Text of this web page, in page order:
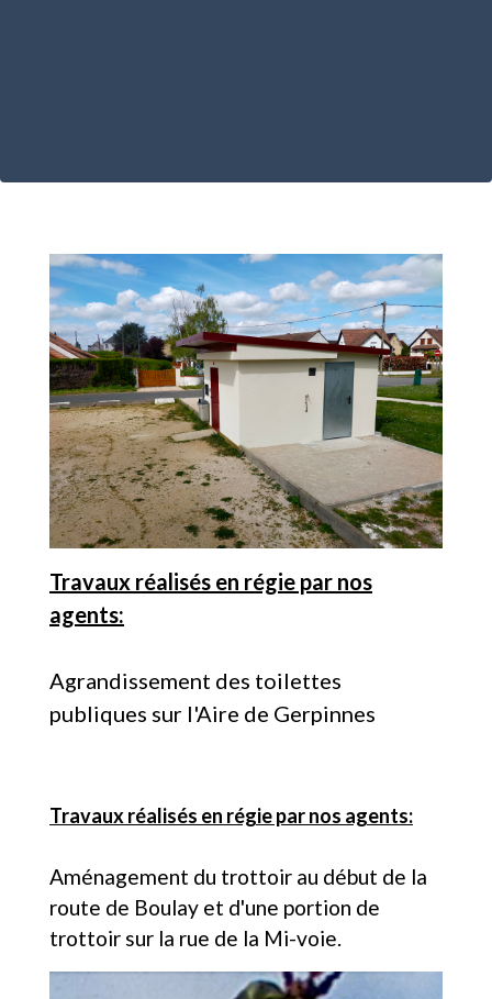
Travaux réalisés en régie par nos
agents:
Agrandissement des toilettes
publiques sur l'Aire de Gerpinnes
Travaux réalisés en régie par nos agents:
Aménagement du trottoir au début de la
route de Boulay et d'une portion de
trottoir sur la rue de la Mi-voie.